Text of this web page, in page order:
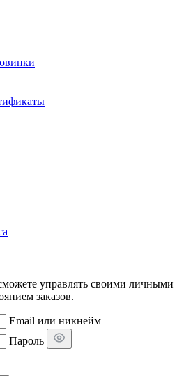
управлять своими личными
заказов.
Email или никнейм
Пароль